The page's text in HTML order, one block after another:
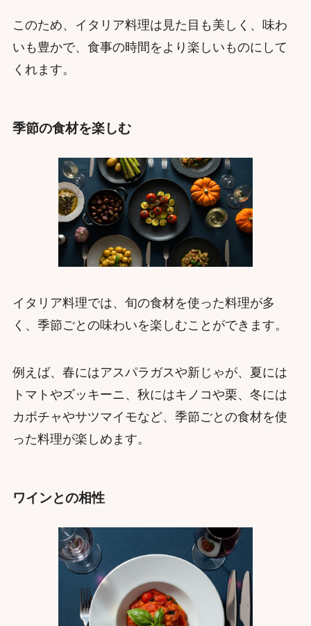
このため、イタリア料理は見た目も美しく、味わ
いも豊かで、食事の時間をより楽しいものにして
くれます。
季節の食材を楽しむ
イタリア料理では、旬の食材を使った料理が多
く、季節ごとの味わいを楽しむことができます。
例えば、春にはアスパラガスや新じゃが、夏には
トマトやズッキーニ、秋にはキノコや栗、冬には
カボチャやサツマイモなど、季節ごとの食材を使
った料理が楽しめます。
ワインとの相性